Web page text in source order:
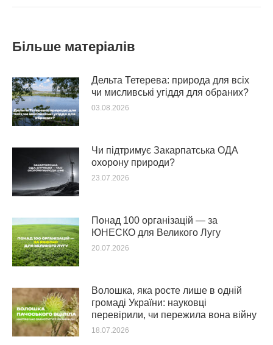
Більше матеріалів
Дельта Тетерева: природа для всіх
чи мисливські угіддя для обраних?
03.08.2026
Чи підтримує Закарпатська ОДА
охорону природи?
23.07.2026
Понад 100 організацій — за
ЮНЕСКО для Великого Лугу
20.07.2026
Волошка, яка росте лише в одній
громаді України: науковці
перевірили, чи пережила вона війну
18.07.2026